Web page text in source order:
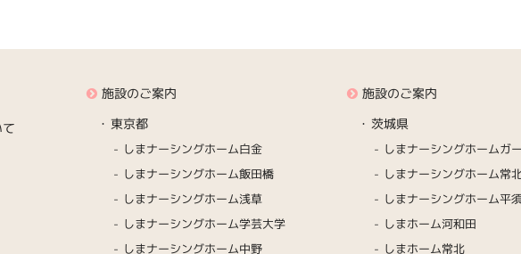
施設のご案内
東京都
しまナーシングホーム白金
しまナーシングホーム飯田橋
しまナーシングホーム浅草
しまナーシングホーム学芸大学
しまナーシングホーム中野
施設のご案内
茨城県
しまナーシングホームガ
しまナーシングホーム常
しまナーシングホーム平
しまホーム河和田
しまホーム常北